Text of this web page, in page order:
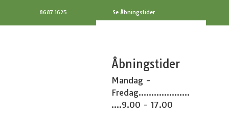
8687 1625 Se åbningstider
Åbningstider
Mandag -
Fredag....................
....9.00 - 17.00